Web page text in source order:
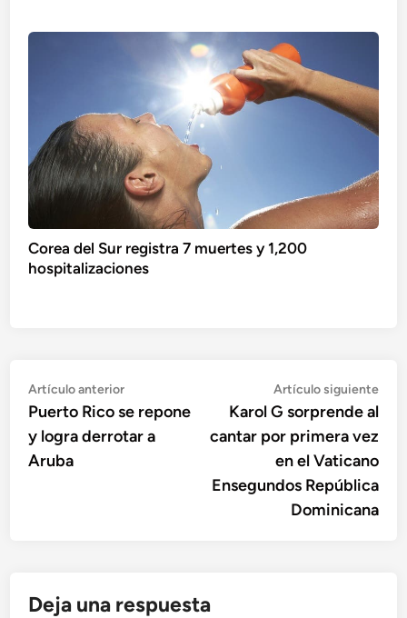
Corea del Sur registra 7 muertes y 1,200
hospitalizaciones
Navegación
de
entradas
Artículo anteriorArtículo
anterior:
Puerto Rico se repone
y logra derrotar a
Aruba
Artículo siguiente
Karol G sorprende al
cantar por primera vez
en el Vaticano
Ensegundos República
Dominicana
Deja una respuesta